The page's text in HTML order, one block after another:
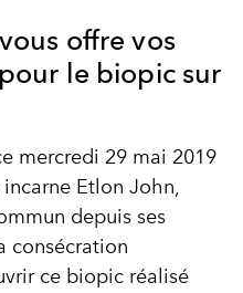
offre vos
le biopic sur
mercredi 29 mai 2019
Etlon John,
depuis ses
consécration
ce biopic réalisé